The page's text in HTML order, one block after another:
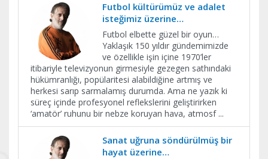
Futbol kültürümüz ve adalet
isteğimiz üzerine…
Futbol elbette güzel bir oyun…
Yaklaşık 150 yıldır gündemimizde
ve özellikle işin içine 1970’ler
itibariyle televizyonun girmesiyle gezegen sathındaki
hükümranlığı, popülaritesi alabildiğine artmış ve
herkesi sarıp sarmalamış durumda. Ama ne yazık ki
süreç içinde profesyonel reflekslerini geliştirirken
‘amatör’ ruhunu bir nebze koruyan hava, atmosf ...
Sanat uğruna söndürülmüş bir
hayat üzerine…